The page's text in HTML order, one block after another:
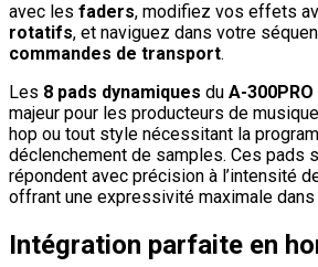
avec les faders, modifiez vos effets
rotatifs, et naviguez dans votre
commandes de transport.
Les 8 pads dynamiques du A-300PRO
majeur pour les producteurs de
hop ou tout style nécessitant la
déclenchement de samples. Ces pads
répondent avec précision à l’intensité
offrant une expressivité maximale
Intégration parfaite en